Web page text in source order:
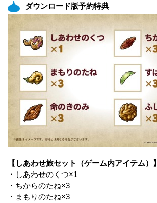
ダウンロード版予約特典
【しあわせ旅セット（ゲーム内アイテム）】
・しあわせのくつ×1
・ちからのたね×3
・まもりのたね×3